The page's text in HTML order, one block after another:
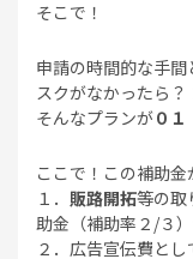
そこで！
申請の時間的な手
スクがなかったら？
そんなプランが ０
ここで！この補助金
１． 販路開拓等の取
助金（補助率２/３
２．広告宣伝費と